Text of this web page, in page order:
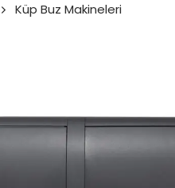
Küp Buz Makineleri